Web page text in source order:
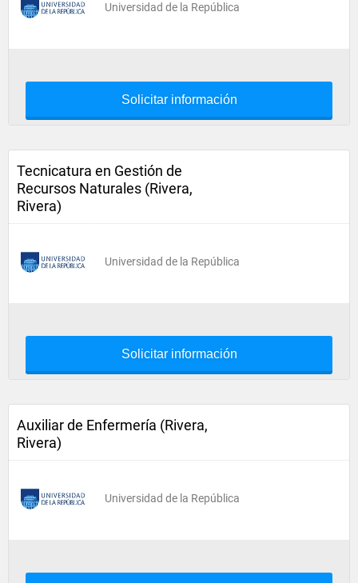
Universidad de la República
Solicitar información
Tecnicatura en Gestión de
Recursos Naturales (Rivera,
Rivera)
Universidad de la República
Solicitar información
Auxiliar de Enfermería (Rivera,
Rivera)
Universidad de la República